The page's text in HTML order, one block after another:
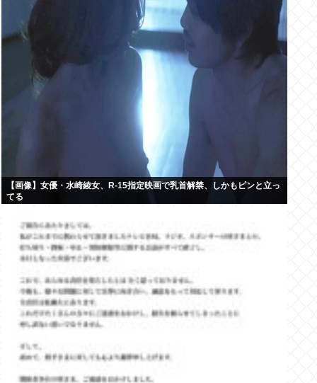
【画像】女優・水崎綾女、R-15指定映画で乳首解禁、しかもピンと立っ
てる